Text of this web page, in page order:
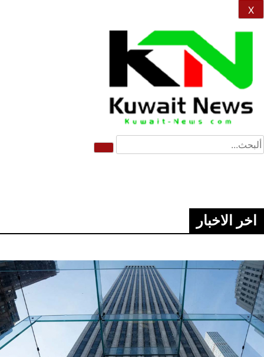
X
NE
News Elementor
اخر الاخبار